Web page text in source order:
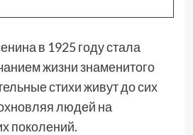
в 1925 году стала
жизни знаменитого
стихи живут до сих
людей на
поколений.